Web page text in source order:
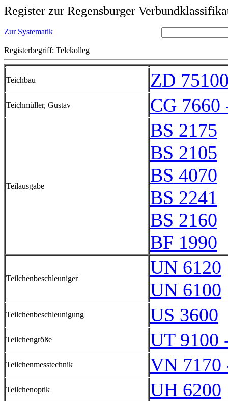
Register zur Regensburger
Zur Systematik
Registerbegriff: Telekolleg
Teichbau ZD
Teichmüller, Gustav CG 7660
Teilausgabe
BS 2175
BS 2105
BS 4070
BS 2241
BS 2160
BF 1990
Teilchenbeschleuniger
UN 6120
UN 6100
Teilchenbeschleunigung US 3600
Teilchengröße UT 9100
Teilchenmesstechnik VN 7170
Teilchenoptik UH 6200